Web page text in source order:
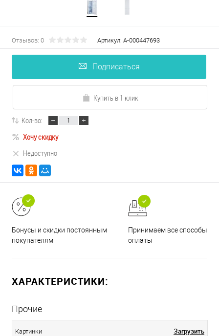
Отзывов: 0 Артикул: А-000447693
Подписаться
Купить в 1 клик
Кол-во:
Хочу скидку
Недоступно
Бонусы и скидки постоянным
покупателям
Принимаем все способы
оплаты
ХАРАКТЕРИСТИКИ:
Прочие
Картинки Загрузить